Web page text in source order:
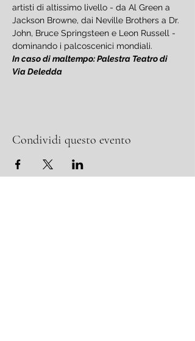
artisti di altissimo livello - da Al Green a
Jackson Browne, dai Neville Brothers a Dr.
John, Bruce Springsteen e Leon Russell -
dominando i palcoscenici mondiali.
In caso di maltempo: Palestra Teatro di
Via Deledda
Condividi questo evento